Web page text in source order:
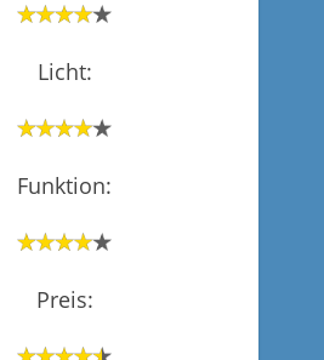
Licht:
Funktion:
Preis: